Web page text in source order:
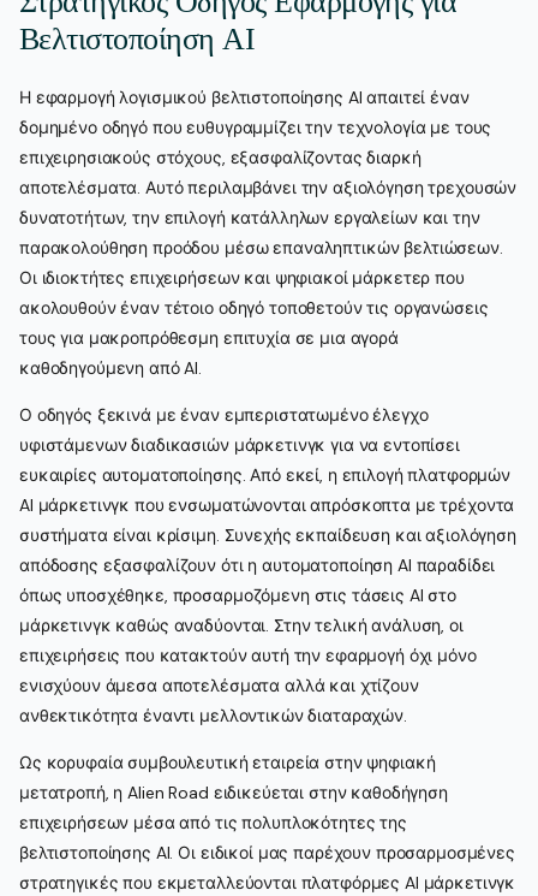
Βελτιστοποίηση AI
Η εφαρμογή λογισμικού βελτιστοποίησης AI απαιτεί έναν
δομημένο οδηγό που ευθυγραμμίζει την τεχνολογία με τους
επιχειρησιακούς στόχους, εξασφαλίζοντας διαρκή
αποτελέσματα. Αυτό περιλαμβάνει την αξιολόγηση τρεχουσών
δυνατοτήτων, την επιλογή κατάλληλων εργαλείων και την
παρακολούθηση προόδου μέσω επαναληπτικών βελτιώσεων.
Οι ιδιοκτήτες επιχειρήσεων και ψηφιακοί μάρκετερ που
ακολουθούν έναν τέτοιο οδηγό τοποθετούν τις οργανώσεις
τους για μακροπρόθεσμη επιτυχία σε μια αγορά
καθοδηγούμενη από AI.
Ο οδηγός ξεκινά με έναν εμπεριστατωμένο έλεγχο
υφιστάμενων διαδικασιών μάρκετινγκ για να εντοπίσει
ευκαιρίες αυτοματοποίησης. Από εκεί, η επιλογή πλατφορμών
AI μάρκετινγκ που ενσωματώνονται απρόσκοπτα με τρέχοντα
συστήματα είναι κρίσιμη. Συνεχής εκπαίδευση και αξιολόγηση
απόδοσης εξασφαλίζουν ότι η αυτοματοποίηση AI παραδίδει
όπως υποσχέθηκε, προσαρμοζόμενη στις τάσεις AI στο
μάρκετινγκ καθώς αναδύονται. Στην τελική ανάλυση, οι
επιχειρήσεις που κατακτούν αυτή την εφαρμογή όχι μόνο
ενισχύουν άμεσα αποτελέσματα αλλά και χτίζουν
ανθεκτικότητα έναντι μελλοντικών διαταραχών.
Ως κορυφαία συμβουλευτική εταιρεία στην ψηφιακή
μετατροπή, η Alien Road ειδικεύεται στην καθοδήγηση
επιχειρήσεων μέσα από τις πολυπλοκότητες της
βελτιστοποίησης AI. Οι ειδικοί μας παρέχουν προσαρμοσμένες
στρατηγικές που εκμεταλλεύονται πλατφόρμες AI μάρκετινγκ